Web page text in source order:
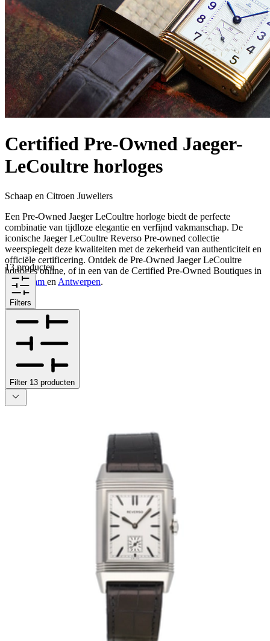
Certified Pre-Owned Jaeger-
LeCoultre horloges
Schaap en Citroen Juweliers
Een Pre-Owned Jaeger LeCoultre horloge biedt de perfecte
combinatie van tijdloze elegantie en verfijnd vakmanschap. De
iconische Jaeger LeCoultre Reverso Pre-owned collectie
weerspiegelt deze kwaliteiten met de zekerheid van authenticiteit en
officiële certificering. Ontdek de Pre-Owned Jaeger LeCoultre
horloges online, of in een van de Certified Pre-Owned Boutiques in
Rotterdam en Antwerpen.
13 producten
Filters
Filter 13 producten